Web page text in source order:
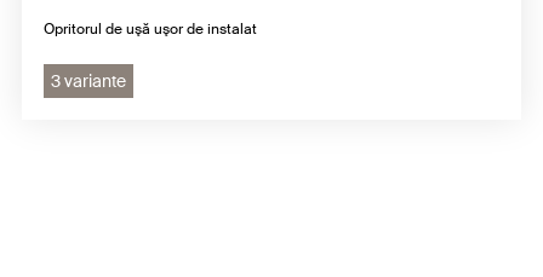
Opritorul de uşă uşor de instalat
3 variante